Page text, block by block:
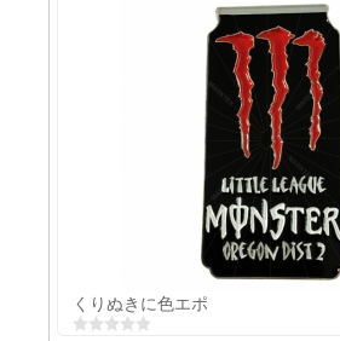
3Dエナメルバッジ
くりぬきに色エポ